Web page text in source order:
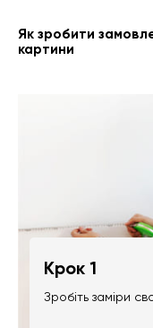
Як зробити
картини
Крок 1
Зробіть заміри